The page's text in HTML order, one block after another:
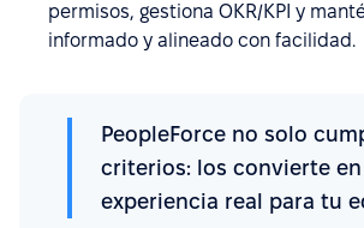
permisos, gestiona OKR/KPI y
informado y alineado con facilidad.
PeopleForce no solo
criterios: los convierte en
experiencia real para tu